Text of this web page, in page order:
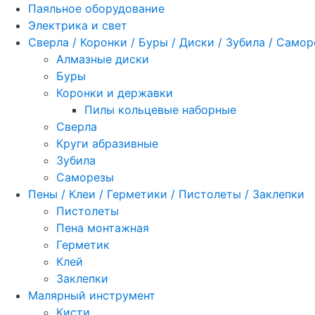
Паяльное оборудование
Электрика и свет
Сверла / Коронки / Буры / Диски / Зубила /
Алмазные диски
Буры
Коронки и державки
Пилы кольцевые наборные
Сверла
Круги абразивные
Зубила
Саморезы
Пены / Клеи / Герметики / Пистолеты / Заклепки
Пистолеты
Пена монтажная
Герметик
Клей
Заклепки
Малярный инструмент
Кисти